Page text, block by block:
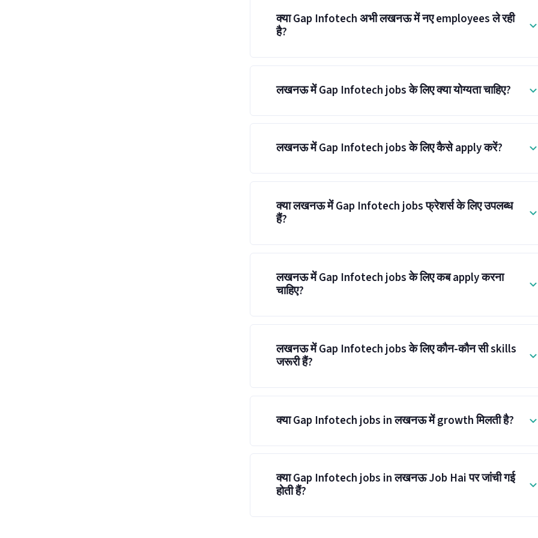
क्या Gap Infotech अभी लखनऊ में नए employees ले रही
है?
लखनऊ में Gap Infotech jobs के लिए क्या योग्यता चाहिए?
लखनऊ में Gap Infotech jobs के लिए कैसे apply करें?
क्या लखनऊ में Gap Infotech jobs फ्रेशर्स के लिए उपलब्ध
हैं?
लखनऊ में Gap Infotech jobs के लिए कब apply करना
चाहिए?
लखनऊ में Gap Infotech jobs के लिए कौन-कौन सी skills
जरूरी हैं?
क्या Gap Infotech jobs in लखनऊ में growth मिलती है?
क्या Gap Infotech jobs in लखनऊ Job Hai पर जांची गई
होती हैं?